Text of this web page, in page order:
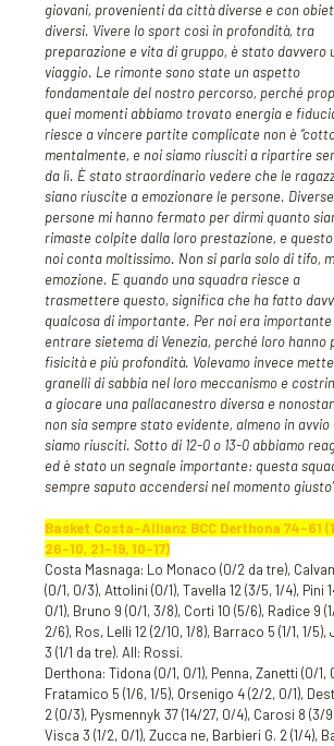
giovani, provenienti da città diverse e con
diversi. Vivere lo sport così in profondità, tra
preparazione e vita di gruppo, è stato davvero
viaggio. Le rimonte sono state un aspetto
fondamentale del nostro percorso, perché
quei momenti abbiamo trovato energia e
riesce a vincere partite complicate non è
mentalmente, e noi siamo riusciti a ripartire
da lì. È stato straordinario vedere che le
siano riuscite a emozionare le persone. Diverse
persone mi hanno fermato per dirmi quanto
rimaste colpite dalla loro prestazione, e
noi conta moltissimo. Non si parla solo di tifo,
emozione. E quando una squadra riesce a
trasmettere questo, significa che ha fatto
qualcosa di importante. Per noi era importante
entrare sietema di Venezia, perché loro hanno
fisicità e più profondità. Volevamo invece
granelli di sabbia nel loro meccanismo e
a giocare una pallacanestro diversa e
non sia sempre stato evidente, almeno in avvio
siamo riusciti. Sotto di 12-0 o 13-0 abbiamo
ed è stato un segnale importante: questa
sempre saputo accendersi nel momento
Basket Costa-Allianz BCC Derthona 74-61
26-10, 21-19, 10-17)
Costa Masnaga: Lo Monaco (0/2 da tre),
(0/1, 0/3), Attolini (0/1), Tavella 12 (3/5, 1/4), Pini
0/1), Bruno 9 (0/1, 3/8), Corti 10 (5/6), Radice 9
2/6), Ros, Lelli 12 (2/10, 1/8), Barraco 5 (1/1, 1/5),
3 (1/1 da tre). All: Rossi.
Derthona: Tidona (0/1, 0/1), Penna, Zanetti (0/1,
Fratamico 5 (1/6, 1/5), Orsenigo 4 (2/2, 0/1),
2 (0/3), Pysmennyk 37 (14/27, 0/4), Carosi 8 (3/
Visca 3 (1/2, 0/1), Zucca ne, Barbieri G. 2 (1/4),